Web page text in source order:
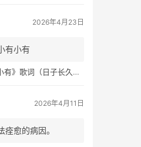
2026年4月23日
有小有
词（日子长久幸福小有）
2026年4月11日
愈的病因。